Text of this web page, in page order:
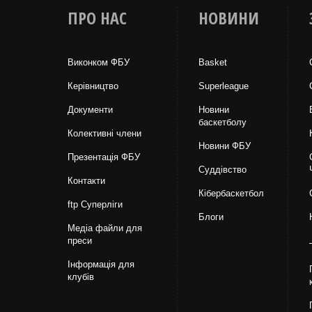
ПРО НАС
Виконком ФБУ
Керівництво
Документи
Колективні члени
Презентація ФБУ
Контакти
ftp Суперліги
Медіа файли для
преси
Інформація для
клубів
НОВИНИ
Basket
Superleague
Новини
баскетболу
Новини ФБУ
Суддівство
Кібербаскетбол
Блоги